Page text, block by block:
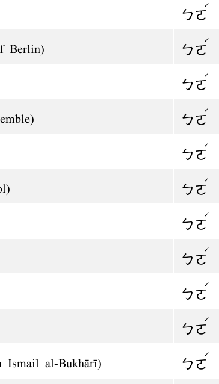
ㄅㄛ
ˊ
Berlin) ㄅㄛ
ˊ
ㄅㄛ
ˊ
ㄅㄛ
ˊ
ㄅㄛ
ˊ
ㄅㄛ
ˊ
ㄅㄛ
ˊ
ㄅㄛ
ˊ
ㄅㄛ
ˊ
ㄅㄛ
ˊ
Ismail al-Bukhārī) ㄅㄛ
ˊ